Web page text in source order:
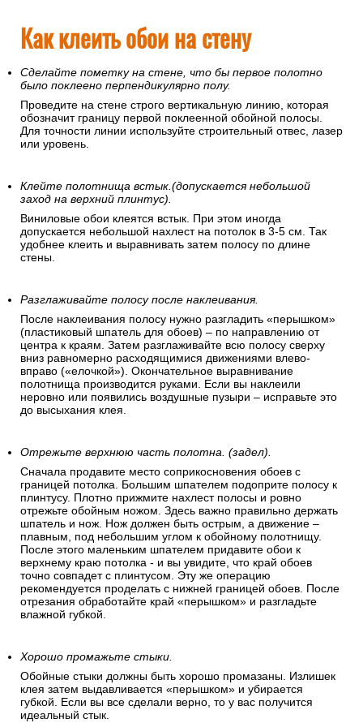
Как клеить обои на стену
Сделайте пометку на стене, что бы первое полотно
было поклеено перпендикулярно полу.
Проведите на стене строго вертикальную линию, которая
обозначит границу первой поклеенной обойной полосы.
Для точности линии используйте строительный отвес, лазер
или уровень.
Клейте полотнища встык.(допускается небольшой
заход на верхний плинтус).
Виниловые обои клеятся встык. При этом иногда
допускается небольшой нахлест на потолок в 3-5 см. Так
удобнее клеить и выравнивать затем полосу по длине
стены.
Разглаживайте полосу после наклеивания.
После наклеивания полосу нужно разгладить «перышком»
(пластиковый шпатель для обоев) – по направлению от
центра к краям. Затем разглаживайте всю полосу сверху
вниз равномерно расходящимися движениями влево-
вправо («елочкой»). Окончательное выравнивание
полотнища производится руками. Если вы наклеили
неровно или появились воздушные пузыри – исправьте это
до высыхания клея.
Отрежьте верхнюю часть полотна. (задел).
Сначала продавите место соприкосновения обоев с
границей потолка. Большим шпателем подоприте полосу к
плинтусу. Плотно прижмите нахлест полосы и ровно
отрежьте обойным ножом. Здесь важно правильно держать
шпатель и нож. Нож должен быть острым, а движение –
плавным, под небольшим углом к обойному полотнищу.
После этого маленьким шпателем придавите обои к
верхнему краю потолка - и вы увидите, что край обоев
точно совпадет с плинтусом. Эту же операцию
рекомендуется проделать с нижней границей обоев. После
отрезания обработайте край «перышком» и разгладьте
влажной губкой.
Хорошо промажьте стыки.
Обойные стыки должны быть хорошо промазаны. Излишек
клея затем выдавливается «перышком» и убирается
губкой. Если вы все сделали верно, то у вас получится
идеальный стык.